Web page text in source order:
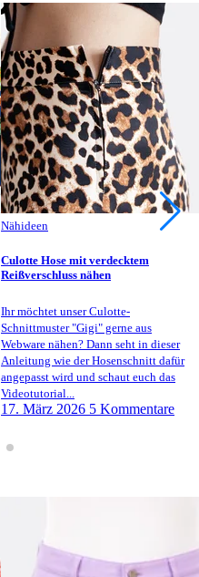
Nähideen
Culotte Hose mit verdecktem
Reißverschluss nähen
Ihr möchtet unser Culotte-
Schnittmuster "Gigi" gerne aus
Webware nähen? Dann seht in dieser
Anleitung wie der Hosenschnitt dafür
angepasst wird und schaut euch das
Videotutorial...
17. März 2026 5 Kommentare